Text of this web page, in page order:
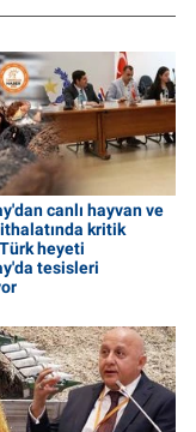
canlı hayvan ve
ithalatında kritik
heyeti
tesisleri